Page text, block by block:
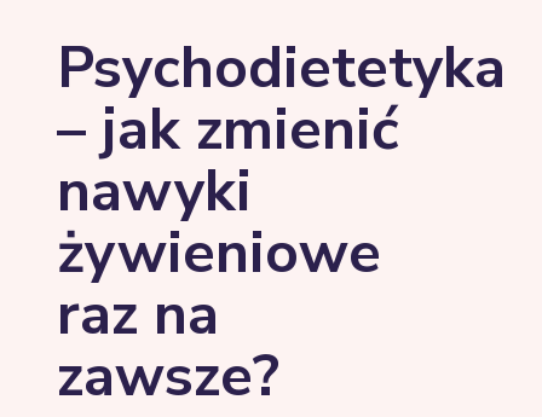
Psychodietetyka
– jak zmienić
nawyki
żywieniowe
raz na
zawsze?